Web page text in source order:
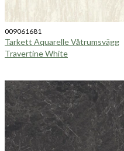
009061681
Tarkett Aquarelle Våtrumsvägg
Travertine White